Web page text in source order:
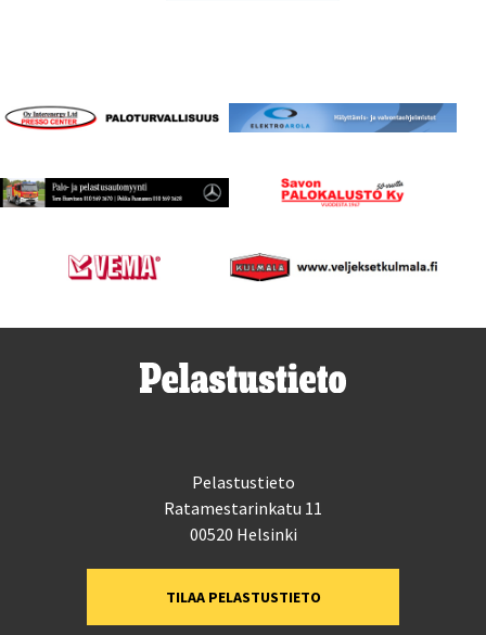
Pelastustieto
Ratamestarinkatu 11
00520 Helsinki
TILAA PELASTUSTIETO